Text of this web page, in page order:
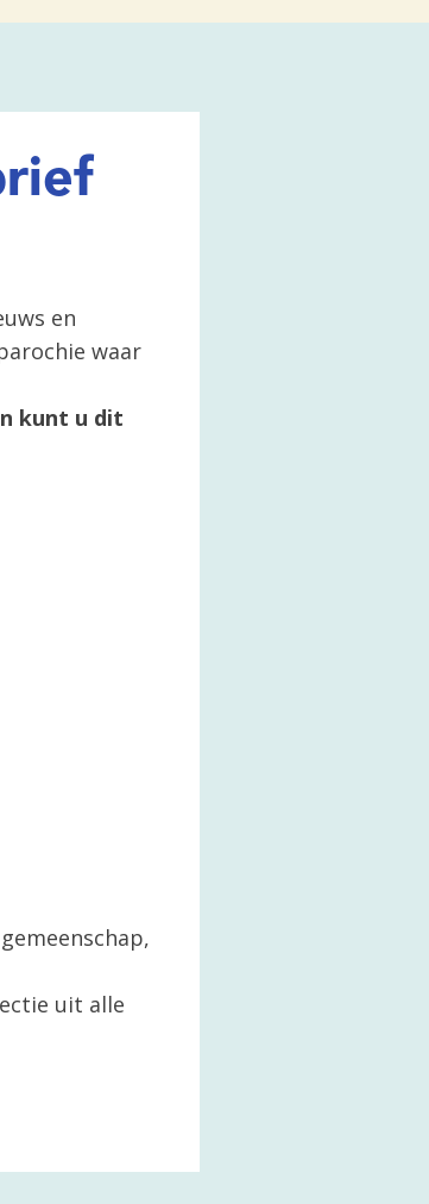
en
waar
kunt u dit
uit alle